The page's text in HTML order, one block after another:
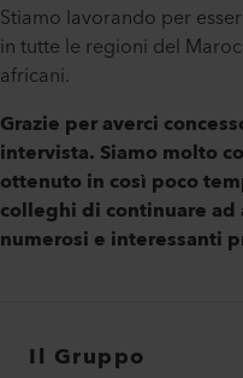
Stiamo lavorando per
in tutte le regioni del
africani.
Grazie per averci
intervista. Siamo molto
ottenuto in così poco
colleghi di continuare ad
numerosi e interessanti
Il Gruppo